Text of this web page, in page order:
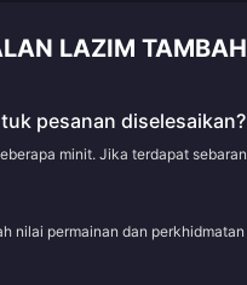
LAZIM
pesanan diselesaikan?
minit. Jika terdapat
nilai permainan dan